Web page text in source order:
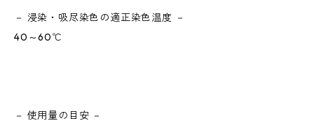
－ 浸染・吸尽染色の適正染色温度 －
40～60℃
－ 使用量の目安 －